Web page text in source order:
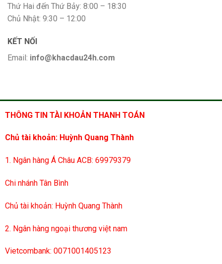
Thứ Hai đến Thứ Bảy: 8:00 – 18:30
Chủ Nhật: 9:30 – 12:00
KẾT NỐI
Email: info@khacdau24h.com
THÔNG TIN TÀI KHOẢN THANH TOÁN
Chủ tài khoản: Huỳnh Quang Thành
1. Ngân hàng Á Châu ACB: 69979379
Chi nhánh Tân Bình
Chủ tài khoản: Huỳnh Quang Thành
2. Ngân hàng ngoại thương việt nam
Vietcombank: 0071001405123